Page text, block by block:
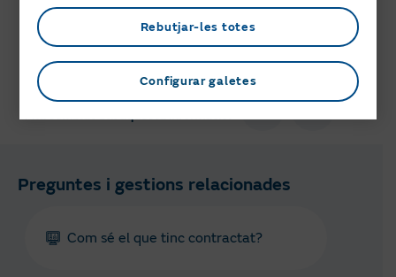
Descarrega l’app Comercializadora Regulada
Preguntes i gestions relacionades
Com sé el que tinc contractat?
Rebutjar-les totes
Configurar galetes